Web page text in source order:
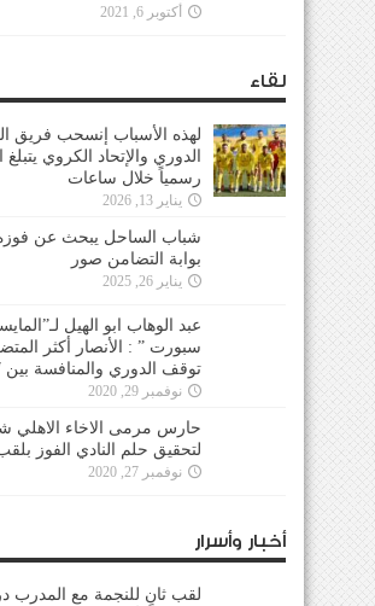
أكتوبر 6, 2021
لقاء
لهذه الأسباب إنسحب فريق
الدوري والإتحاد الكروي يتبلغ
رسمياً خلال ساعات
يناير 13, 2026
شباب الساحل يبحث عن
بوابة التضامن صور
يناير 26, 2025
عبد الوهاب ابو الهيل
سبورت ” : الأنصار أكثر
توقف الدوري والمنافسة بين 7 فرق
نوفمبر 29, 2020
حارس مرمى الاخاء الاهلي
لتحقيق حلم النادي الفوز
نوفمبر 27, 2020
أخبار وأسرار
لقب ثانٍ للنجمة مع المدرب